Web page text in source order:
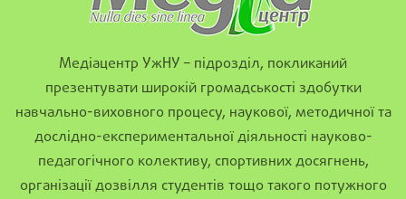
Медіацентр УжНУ – підрозділ, покликаний
презентувати широкій громадськості здобутки
навчально-виховного процесу, наукової, методичної та
дослідно-експериментальної діяльності науково-
педагогічного колективу, спортивних досягнень,
організації дозвілля студентів тощо такого потужного